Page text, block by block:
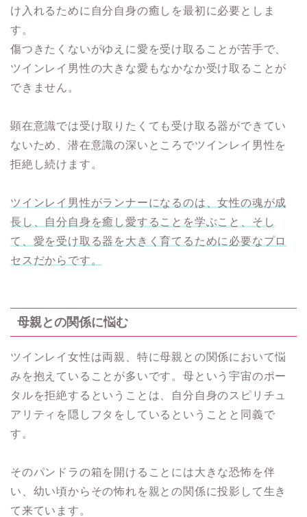
け入れるために自分自身の癒しを最初に必要としま
す。
傷つきたくないがゆえに愛を受け取ることが苦手で、
ツインレイ男性の大きな愛もなかなか受け取ることが
できません。
顕在意識では受け取りたくても受け取る器ができてい
ないため、潜在意識の深いところでツインレイ男性を
拒絶し続けます。
ツインレイ男性がランナーになるのは、女性の魂が成
長し、自分自身を癒し愛することを学ぶこと、そし
て、愛を受け取る器を大きく育てるために必要なプロ
セスだからです。
母親との関係に悩む
ツインレイ女性は両親、特に母親との関係において悩
みを抱えていることが多いです。母という宇宙のポー
タルを拒絶するということは、自分自身のスピリチュ
アリティを隠しフタをしているということと同義で
す。
そのパンドラの箱を開けることには大きな恐怖を伴
い、幼い頃からその怖れを親との関係に投影して生き
て来ています。